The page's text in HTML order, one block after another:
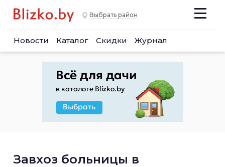
Выбрать район
Новости Каталог Скидки Журнал
Завхоз больницы в